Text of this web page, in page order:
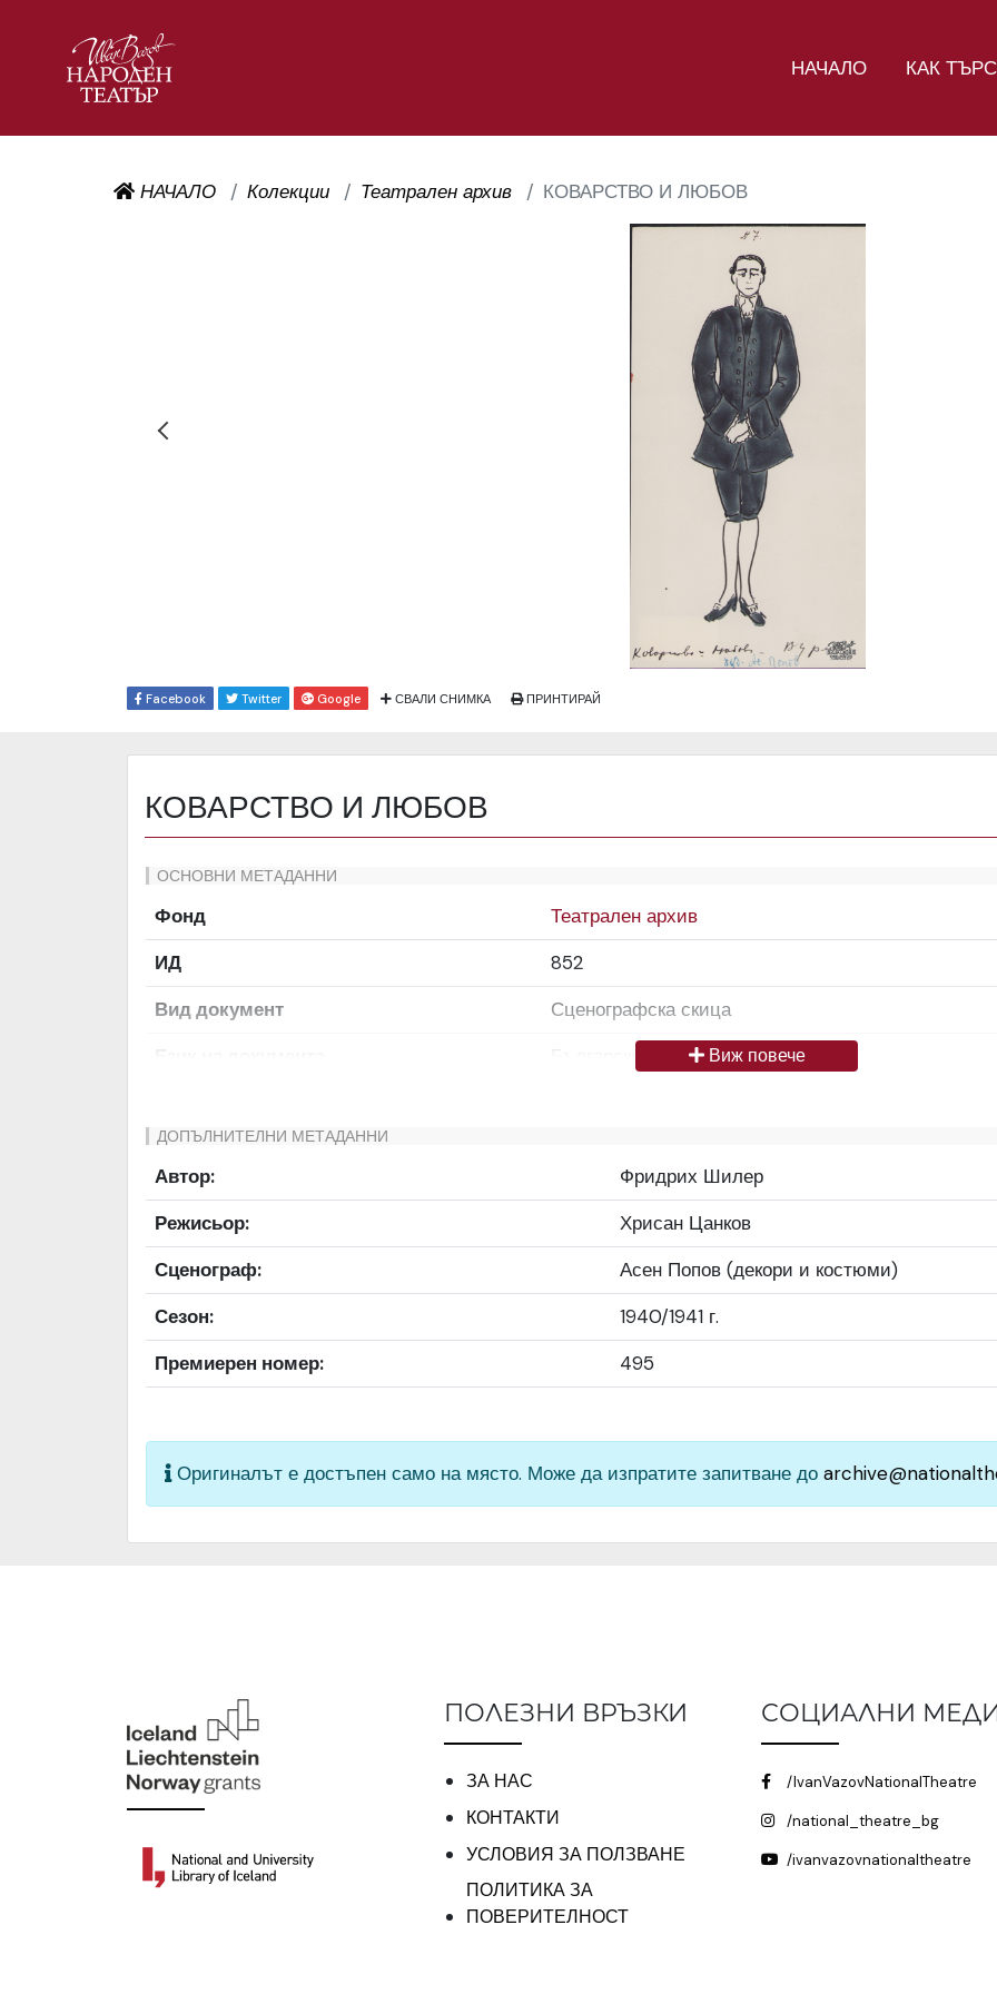
НАЧАЛО КАК
НАЧАЛО Колекции Театрален архив КОВАРСТВО И ЛЮБОВ
Facebook Twitter Google СВАЛИ СНИМКА ПРИНТИРАЙ
КОВАРСТВО И ЛЮБОВ
ОСНОВНИ МЕТАДАННИ
Фонд
Театрален архив
ИД
852
Вид документ
Сценографска скица
Предоставяща страна
Качество на изображението
Средно
Институция
Народен театър „Иван Вазов“, гр. София, България
Виж повече
ДОПЪЛНИТЕЛНИ МЕТАДАННИ
Автор:
Фридрих Шилер
Режисьор:
Хрисан Цанков
Сценограф:
Асен Попов (декори и костюми)
Сезон:
1940/1941 г.
Премиерен номер:
495
Оригиналът е достъпен само на място. Може да изпратите запитване до
ПОЛЕЗНИ ВРЪЗКИ
ЗА НАС
КОНТАКТИ
УСЛОВИЯ ЗА ПОЛЗВАНЕ
ПОЛИТИКА ЗА
ПОВЕРИТЕЛНОСТ
СОЦИАЛНИ
/IvanVazovNationalTheatre
/national_theatre_bg
/ivanvazovnationaltheatre